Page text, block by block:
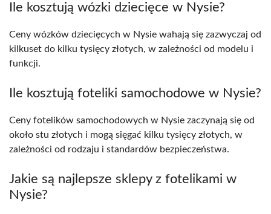
Ile kosztują wózki dziecięce w Nysie?
Ceny wózków dziecięcych w Nysie wahają się zazwyczaj od
kilkuset do kilku tysięcy złotych, w zależności od modelu i
funkcji.
Ile kosztują foteliki samochodowe w Nysie?
Ceny fotelików samochodowych w Nysie zaczynają się od
około stu złotych i mogą sięgać kilku tysięcy złotych, w
zależności od rodzaju i standardów bezpieczeństwa.
Jakie są najlepsze sklepy z fotelikami w
Nysie?